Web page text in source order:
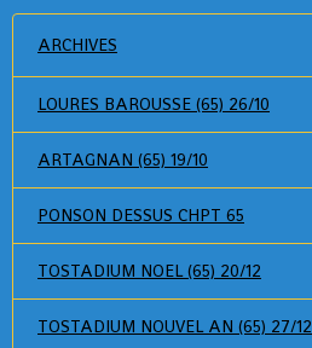
ARCHIVES
LOURES BAROUSSE (65) 26/10
ARTAGNAN (65) 19/10
PONSON DESSUS CHPT 65
TOSTADIUM NOEL (65) 20/12
TOSTADIUM NOUVEL AN (65) 27/12